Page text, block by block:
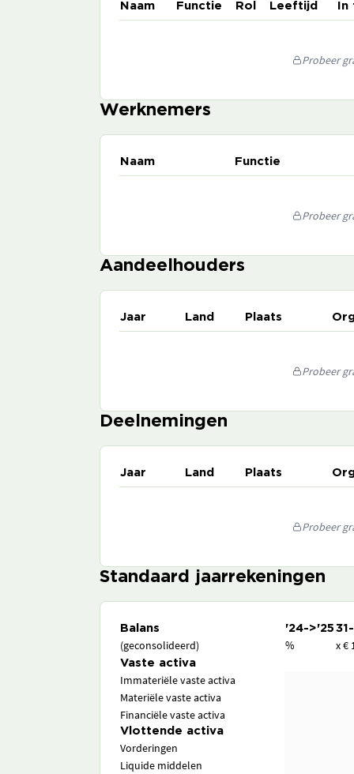
Naam Functie Rol Leeftijd
Probeer
Werknemers
Naam Functie
Probeer
Aandeelhouders
Jaar Land Plaats
Probeer
Deelnemingen
Jaar Land Plaats
Probeer
Standaard jaarrekeningen
Balans '24->'25
(geconsolideerd) % x €
Vaste activa
Immateriële vaste activa
Materiële vaste activa
Financiële vaste activa
Vlottende activa
Vorderingen
Liquide middelen